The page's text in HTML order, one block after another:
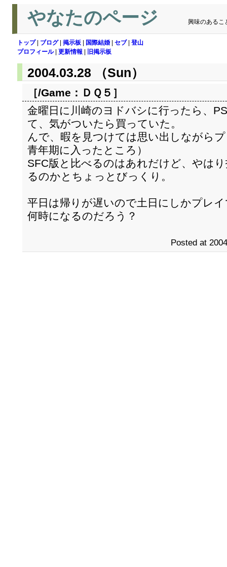
やなたのページ 興味のあるこ
トップ| ブログ| 掲示板 国際結婚 セブ| 登山
プロフィール| 更新情報 旧掲示板
2004.03.28 （Sun）
［/Game： ＤＱ５ ］
金曜日に川崎のヨドバシに行ったら、
て、気がついたら買っていた。
んで、暇を見つけては思い出しながら
青年期に入ったところ）
SFC版と比べるのはあれだけど、やは
るのかとちょっとびっくり。
平日は帰りが遅いので土日にしかプレ
何時になるのだろう？
Posted at